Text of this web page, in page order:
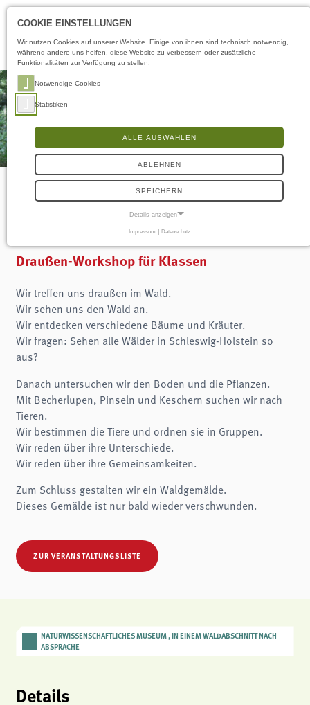
Öffnungszeiten
Abenteuer Wald
Draußen-Workshop für Klassen
Wir treffen uns draußen im Wald.
Wir sehen uns den Wald an.
Wir entdecken verschiedene Bäume und Kräuter.
Wir fragen: Sehen alle Wälder in Schleswig-Holstein so
aus?
Danach untersuchen wir den Boden und die Pflanzen.
Mit Becherlupen, Pinseln und Keschern suchen wir nach
Tieren.
Wir bestimmen die Tiere und ordnen sie in Gruppen.
Wir reden über ihre Unterschiede.
Wir reden über ihre Gemeinsamkeiten.
Zum Schluss gestalten wir ein Waldgemälde.
Dieses Gemälde ist nur bald wieder verschwunden.
ZUR VERANSTALTUNGSLISTE
NATURWISSENSCHAFTLICHES MUSEUM , IN EINEM WALDABSCHNITT NACH
ABSPRACHE
Details
COOKIE EINSTELLUNGEN
Wir nutzen Cookies auf unserer Website. Einige von ihnen sind technisch notwendig,
während andere uns helfen, diese Website zu verbessern oder zusätzliche
Funktionalitäten zur Verfügung zu stellen.
Notwendige Cookies
Statistiken
ALLE AUSWÄHLEN
ABLEHNEN
SPEICHERN
Details anzeigen
einwandfreie Funktion der Website erforderlich.
Name:
fe_typo3_user
Anbieter:
museen-flensburg.de
Login
Cookie Laufzeit:
Session
Einverständnis-Cookie
Zweck:
Impressum | Datenschutz